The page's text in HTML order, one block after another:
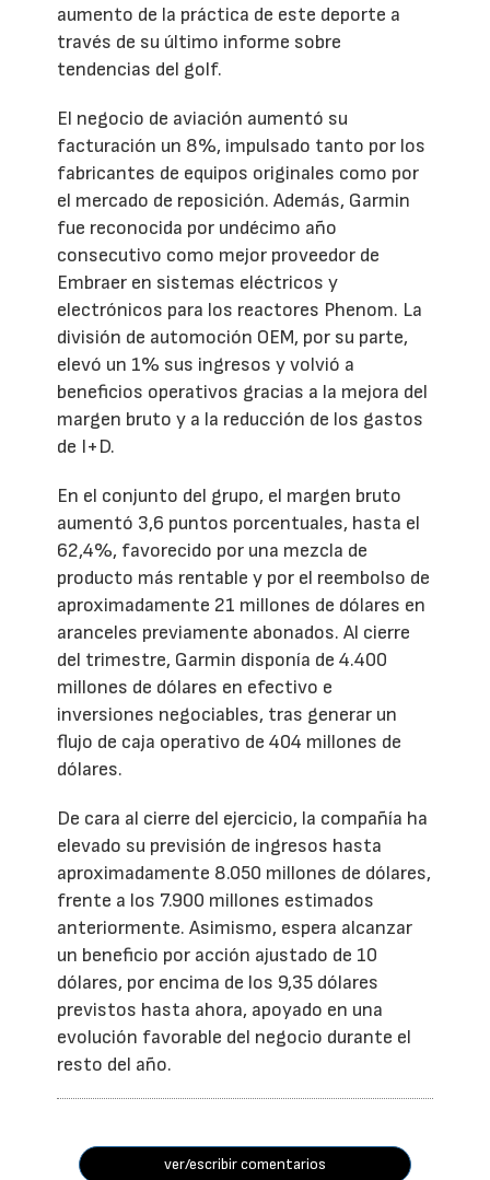
aumento de la práctica de este deporte a
través de su último informe sobre
tendencias del golf.
El negocio de aviación aumentó su
facturación un 8%, impulsado tanto por los
fabricantes de equipos originales como por
el mercado de reposición. Además, Garmin
fue reconocida por undécimo año
consecutivo como mejor proveedor de
Embraer en sistemas eléctricos y
electrónicos para los reactores Phenom. La
división de automoción OEM, por su parte,
elevó un 1% sus ingresos y volvió a
beneficios operativos gracias a la mejora del
margen bruto y a la reducción de los gastos
de I+D.
En el conjunto del grupo, el margen bruto
aumentó 3,6 puntos porcentuales, hasta el
62,4%, favorecido por una mezcla de
producto más rentable y por el reembolso de
aproximadamente 21 millones de dólares en
aranceles previamente abonados. Al cierre
del trimestre, Garmin disponía de 4.400
millones de dólares en efectivo e
inversiones negociables, tras generar un
flujo de caja operativo de 404 millones de
dólares.
De cara al cierre del ejercicio, la compañía ha
elevado su previsión de ingresos hasta
aproximadamente 8.050 millones de dólares,
frente a los 7.900 millones estimados
anteriormente. Asimismo, espera alcanzar
un beneficio por acción ajustado de 10
dólares, por encima de los 9,35 dólares
previstos hasta ahora, apoyado en una
evolución favorable del negocio durante el
resto del año.
ver/escribir comentarios